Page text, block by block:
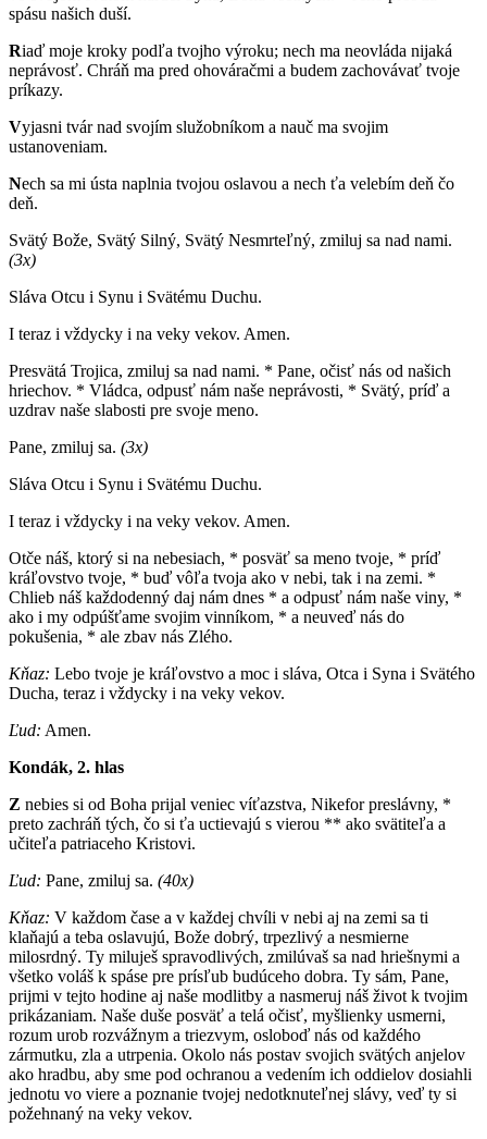
spásu našich duší.
Riaď moje kroky podľa tvojho výroku; nech ma neovláda nijaká
neprávosť. Chráň ma pred ohováračmi a budem zachovávať tvoje
príkazy.
Vyjasni tvár nad svojím služobníkom a nauč ma svojim
ustanoveniam.
Nech sa mi ústa naplnia tvojou oslavou a nech ťa velebím deň čo
deň.
Svätý Bože, Svätý Silný, Svätý Nesmrteľný, zmiluj sa nad nami.
(3x)
Sláva Otcu i Synu i Svätému Duchu.
I teraz i vždycky i na veky vekov. Amen.
Presvätá Trojica, zmiluj sa nad nami. * Pane, očisť nás od našich
hriechov. * Vládca, odpusť nám naše neprávosti, * Svätý, príď a
uzdrav naše slabosti pre svoje meno.
Pane, zmiluj sa. (3x)
Sláva Otcu i Synu i Svätému Duchu.
I teraz i vždycky i na veky vekov. Amen.
Otče náš, ktorý si na nebesiach, * posväť sa meno tvoje, * príď
kráľovstvo tvoje, * buď vôľa tvoja ako v nebi, tak i na zemi. *
Chlieb náš každodenný daj nám dnes * a odpusť nám naše viny, *
ako i my odpúšťame svojim vinníkom, * a neuveď nás do
pokušenia, * ale zbav nás Zlého.
Kňaz: Lebo tvoje je kráľovstvo a moc i sláva, Otca i Syna i Svätého
Ducha, teraz i vždycky i na veky vekov.
Ľud: Amen.
Kondák, 2. hlas
Z nebies si od Boha prijal veniec víťazstva, Nikefor preslávny, *
preto zachráň tých, čo si ťa uctievajú s vierou ** ako svätiteľa a
učiteľa patriaceho Kristovi.
Ľud: Pane, zmiluj sa. (40x)
Kňaz: V každom čase a v každej chvíli v nebi aj na zemi sa ti
klaňajú a teba oslavujú, Bože dobrý, trpezlivý a nesmierne
milosrdný. Ty miluješ spravodlivých, zmilúvaš sa nad hriešnymi a
všetko voláš k spáse pre prísľub budúceho dobra. Ty sám, Pane,
prijmi v tejto hodine aj naše modlitby a nasmeruj náš život k tvojim
prikázaniam. Naše duše posväť a telá očisť, myšlienky usmerni,
rozum urob rozvážnym a triezvym, osloboď nás od každého
zármutku, zla a utrpenia. Okolo nás postav svojich svätých anjelov
ako hradbu, aby sme pod ochranou a vedením ich oddielov dosiahli
jednotu vo viere a poznanie tvojej nedotknuteľnej slávy, veď ty si
požehnaný na veky vekov.